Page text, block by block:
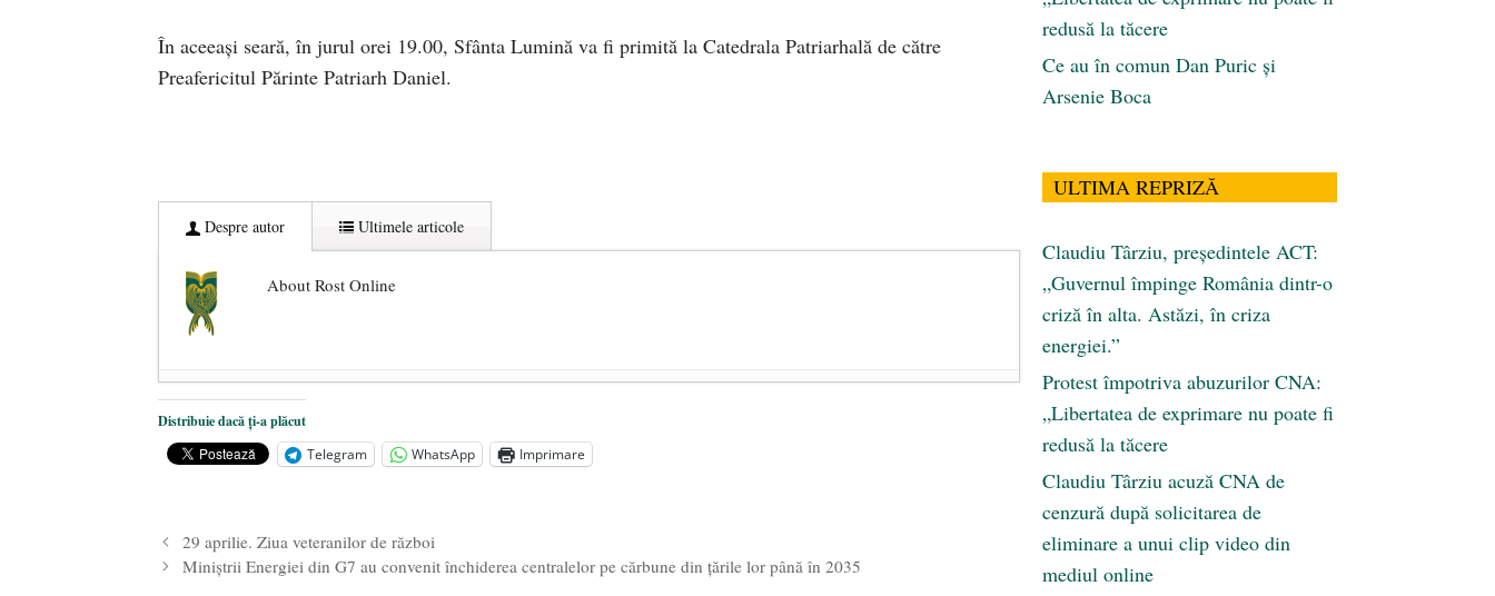
În aceeași seară, în jurul orei 19.00, Sfânta Lumină va fi primită la Catedrala Patriarhală de către
Preafericitul Părinte Patriarh Daniel.
Despre autor Ultimele articole
About Rost Online
Dezvăluiri cutremurătoare despre președintele Ucrainei, Volodymyr Zelensky
Statul care servește Națiunea - 21 aprilie 2026
Legea Vexler produce efecte. Bustul poetului Octavian Goga, înlăturat din Iași
Distribuie dacă ți-a plăcut
Telegram
WhatsApp Imprimare
29 aprilie. Ziua veteranilor de război
Miniştrii Energiei din G7 au convenit închiderea centralelor pe cărbune din ţările lor până în 2035
redusă la tăcere
Ce au în comun Dan Puric şi
Arsenie Boca
ULTIMA REPRIZĂ
Claudiu Târziu, președintele ACT:
„Guvernul împinge România dintr-o
criză în alta. Astăzi, în criza
energiei.”
Protest împotriva abuzurilor CNA:
„Libertatea de exprimare nu poate fi
redusă la tăcere
Claudiu Târziu acuză CNA de
cenzură după solicitarea de
eliminare a unui clip video din
mediul online